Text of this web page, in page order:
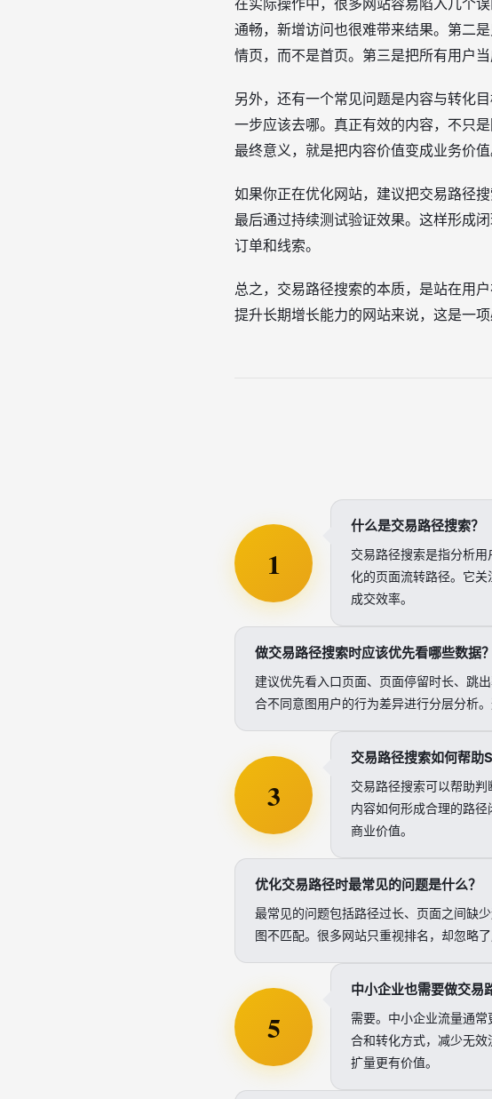
在实际操作中，很多网站容易陷入几个
通畅，新增访问也很难带来结果。第二
情页，而不是首页。第三是把所有用户
另外，还有一个常见问题是内容与转化
一步应该去哪。真正有效的内容，不只
最终意义，就是把内容价值变成业务价值
如果你正在优化网站，建议把交易路径
最后通过持续测试验证效果。这样形成
订单和线索。
总之，交易路径搜索的本质，是站在用
提升长期增长能力的网站来说，这是一项
1
什么是交易路径搜索？
交易路径搜索是指分析
化的页面流转路径。它
成交效率。
做交易路径搜索时应该优先看哪些数据？
建议优先看入口页面、页面停留时长、跳
合不同意图用户的行为差异进行分层分析
3
交易路径搜索如何帮助
交易路径搜索可以帮助
内容如何形成合理的路
商业价值。
优化交易路径时最常见的问题是什么？
最常见的问题包括路径过长、页面之间缺
图不匹配。很多网站只重视排名，却忽略
5
中小企业也需要做交易
需要。中小企业流量通
合和转化方式，减少无
扩量更有价值。